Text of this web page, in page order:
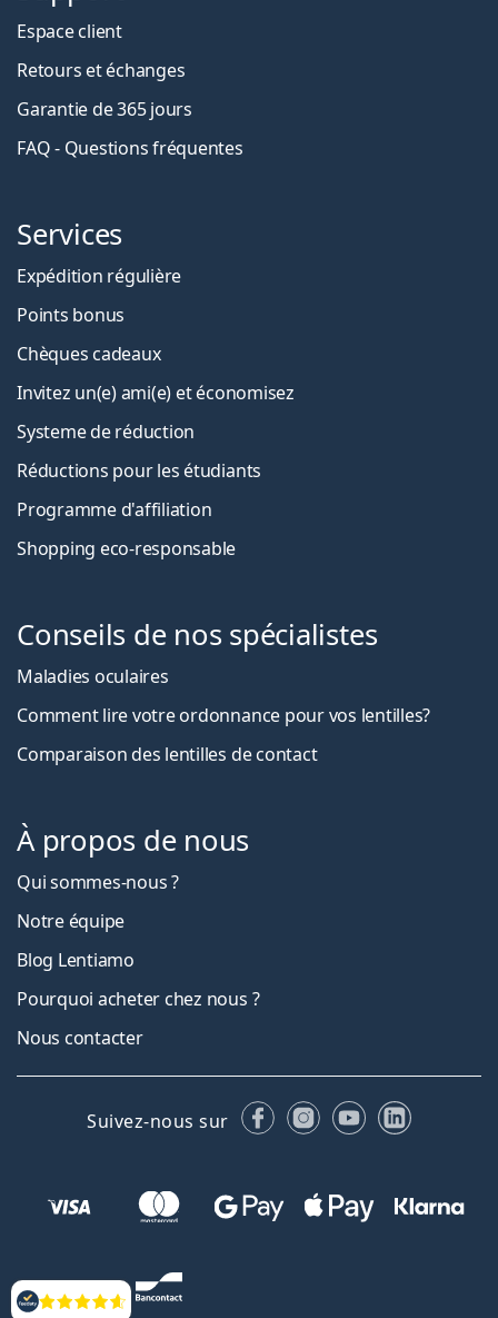
Évaluation
Espace client
Retours et échanges
Garantie de 365 jours
FAQ - Questions fréquentes
Services
Expédition régulière
Points bonus
Chèques cadeaux
Invitez un(e) ami(e) et économisez
Systeme de réduction
Réductions pour les étudiants
Programme d'affiliation
Shopping eco-responsable
Conseils de nos spécialistes
Maladies oculaires
Comment lire votre ordonnance pour vos lentilles?
Comparaison des lentilles de contact
À propos de nous
Qui sommes-nous ?
Notre équipe
Blog Lentiamo
Pourquoi acheter chez nous ?
Nous contacter
Suivez-nous sur FacebookInstagram
YouTubeLinkedIn